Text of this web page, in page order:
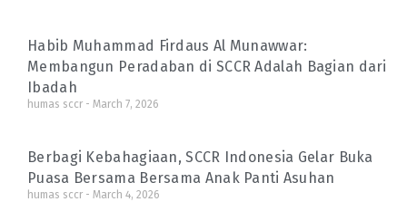
Habib Muhammad Firdaus Al Munawwar:
Membangun Peradaban di SCCR Adalah Bagian dari
Ibadah
humas sccr March 7, 2026
Berbagi Kebahagiaan, SCCR Indonesia Gelar Buka
Puasa Bersama Bersama Anak Panti Asuhan
humas sccr March 4, 2026